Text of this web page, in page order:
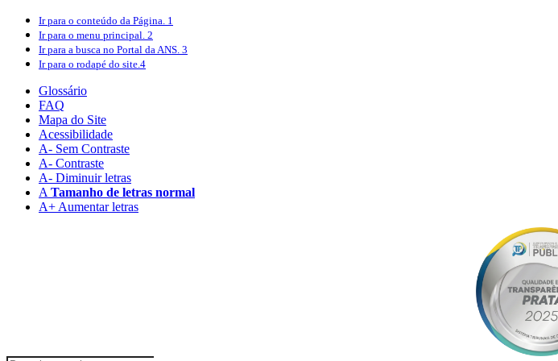
Ir para o conteúdo da Página. 1
Ir para o menu principal. 2
Ir para a busca no Portal da ANS. 3
Ir para o rodapé do site.4
Glossário
FAQ
Mapa do Site
Acessibilidade
A- Sem Contraste
A- Contraste
A- Diminuir letras
A Tamanho de letras normal
A+ Aumentar letras